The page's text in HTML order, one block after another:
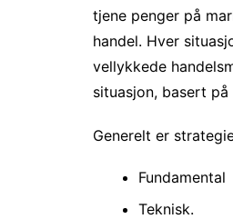
tjene penger på
handel. Hver
vellykkede
situasjon, basert
Generelt er
Fundamental
Teknisk.